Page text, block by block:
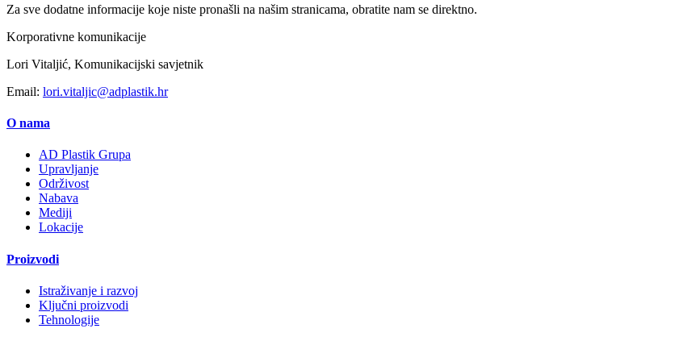
Za sve dodatne informacije koje niste pronašli na našim stranicama, obratite nam se direktno.
Korporativne komunikacije
Lori Vitaljić, Komunikacijski savjetnik
Email: lori.vitaljic@adplastik.hr
O nama
AD Plastik Grupa
Upravljanje
Održivost
Nabava
Mediji
Lokacije
Proizvodi
Istraživanje i razvoj
Ključni proizvodi
Tehnologije